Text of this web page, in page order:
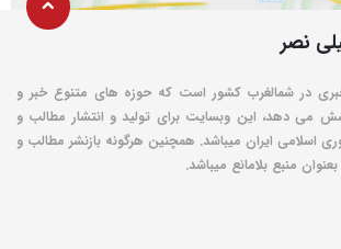
نصر
خبری در شمالغرب کشور است که حوزه های متنوع خبر و
می دهد، این وبسایت برای تولید و انتشار مطالب و
اسلامی ایران میباشد. همچنین هرگونه بازنشر مطالب و
منبع بلامانع میباشد.